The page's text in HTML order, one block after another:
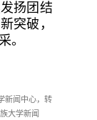
扬团结
突破，
。
新闻中心，转
大学新闻